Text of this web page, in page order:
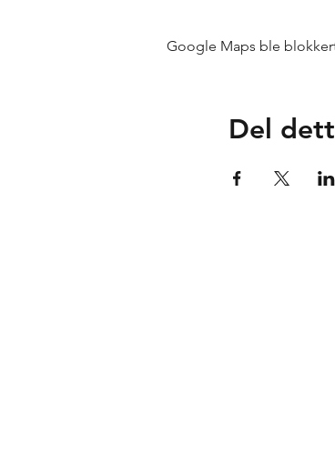
Google Maps ble
Del